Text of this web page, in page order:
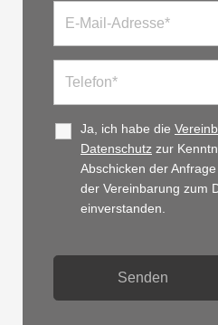
Ja, ich habe die
Datenschutz zur
Abschicken der
der Vereinbarung zum
einverstanden.